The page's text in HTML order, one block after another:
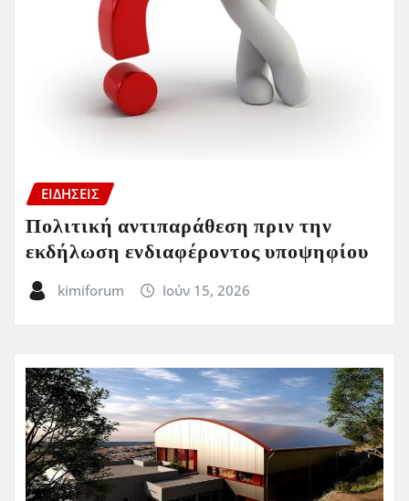
ΕΙΔΗΣΕΙΣ
Πολιτική αντιπαράθεση πριν την
εκδήλωση ενδιαφέροντος υποψηφίου
kimiforum Ιούν 15, 2026